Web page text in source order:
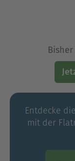
Entdecke
mit der